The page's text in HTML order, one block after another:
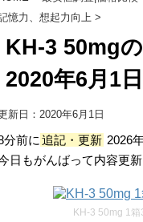
憶力、想起力向上 >
KH-3 50mg
2020年6月1
新日： 2020年6月1日
分前に 追記・更新 2026
日もがんばって内容更
KH-3 50mg 1箱